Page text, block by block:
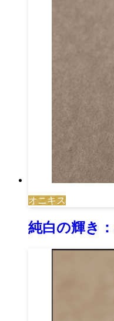
オニキス
純白の輝き